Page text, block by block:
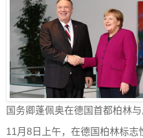
国务卿蓬佩奥在德国首都柏林与
11月8日上午，在德国柏林标